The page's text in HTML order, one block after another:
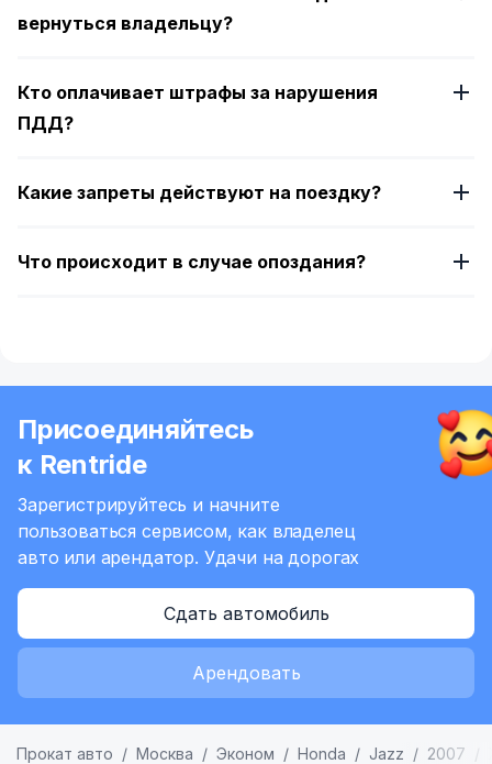
вернуться владельцу?
Кто оплачивает штрафы за нарушения
ПДД?
Какие запреты действуют на поездку?
Что происходит в случае опоздания?
Присоединяйтесь
к Rentride
Зарегистрируйтесь и начните
пользоваться сервисом, как владелец
авто или арендатор. Удачи на дорогах
Сдать автомобиль
Арендовать
Прокат авто Москва Эконом Honda Jazz 2007